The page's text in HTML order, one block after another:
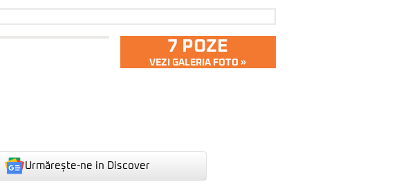
7 POZE
VEZI GALERIA FOTO »
Urmărește-ne in Discover